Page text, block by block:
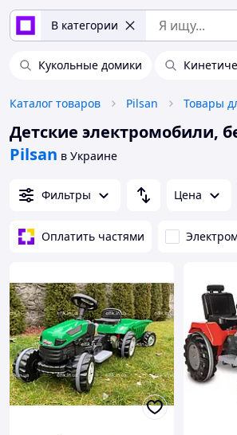
В категории
Кукольные домики
Каталог товаров Pilsan Товары
Детские электромобили,
Pilsan в Украине
Фильтры Цена
Оплатить частями